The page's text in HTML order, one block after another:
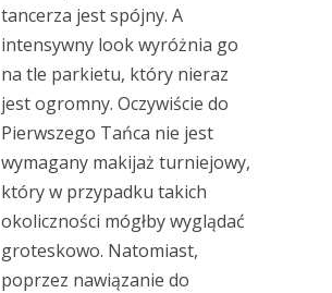
tancerza jest spójny. A
intensywny look wyróżnia go
na tle parkietu, który nieraz
jest ogromny. Oczywiście do
Pierwszego Tańca nie jest
wymagany makijaż turniejowy,
który w przypadku takich
okoliczności mógłby wyglądać
groteskowo. Natomiast,
poprzez nawiązanie do